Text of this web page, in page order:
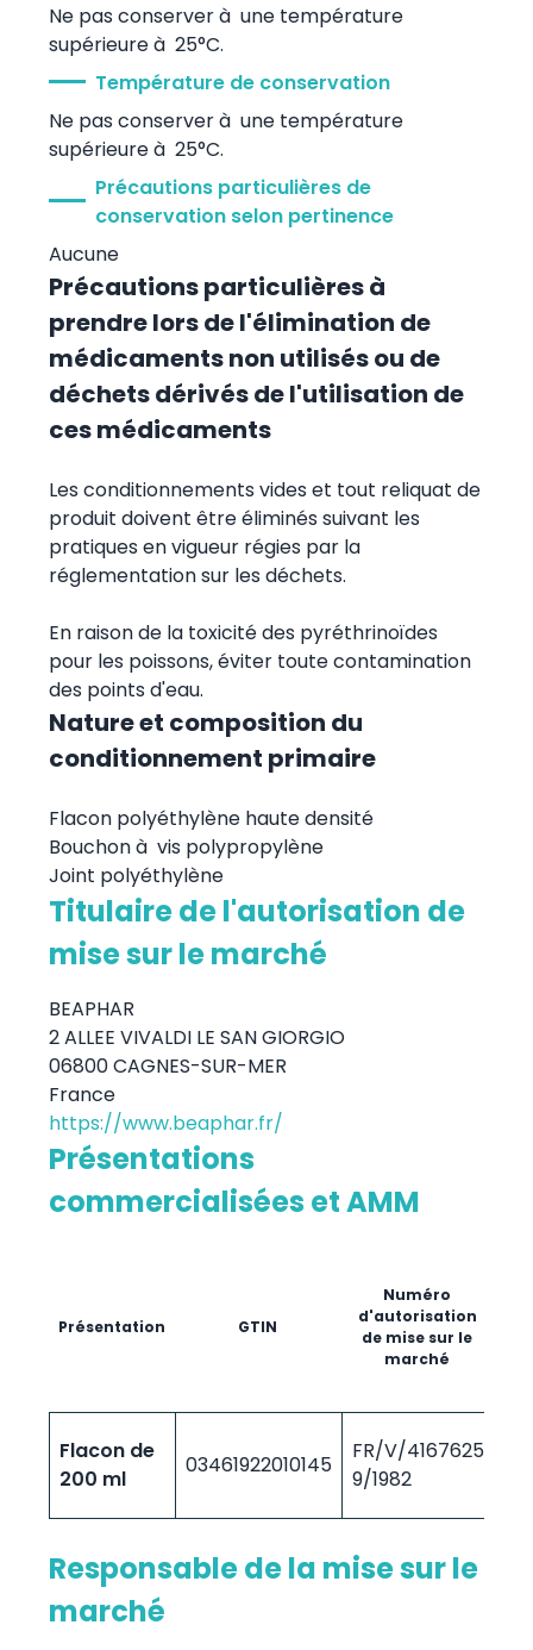
Ne pas conserver à une température
supérieure à 25°C.
Température de conservation
Ne pas conserver à une température
supérieure à 25°C.
Précautions particulières de
conservation selon pertinence
Aucune
Précautions particulières à
prendre lors de l'élimination de
médicaments non utilisés ou de
déchets dérivés de l'utilisation de
ces médicaments
Les conditionnements vides et tout reliquat de
produit doivent être éliminés suivant les
pratiques en vigueur régies par la
réglementation sur les déchets.
En raison de la toxicité des pyréthrinoïdes
pour les poissons, éviter toute contamination
des points d'eau.
Nature et composition du
conditionnement primaire
Flacon polyéthylène haute densité
Bouchon à vis polypropylène
Joint polyéthylène
Titulaire de l'autorisation de
mise sur le marché
BEAPHAR
2 ALLEE VIVALDI LE SAN GIORGIO
06800 CAGNES-SUR-MER
France
https://www.beaphar.fr/
Présentations
commercialisées et AMM
Présentation GTIN
Numéro
d'autorisation
de mise sur le
marché
Flacon de
200 ml
03461922010145
FR/V/4167625
9/1982
Responsable de la mise sur le
marché